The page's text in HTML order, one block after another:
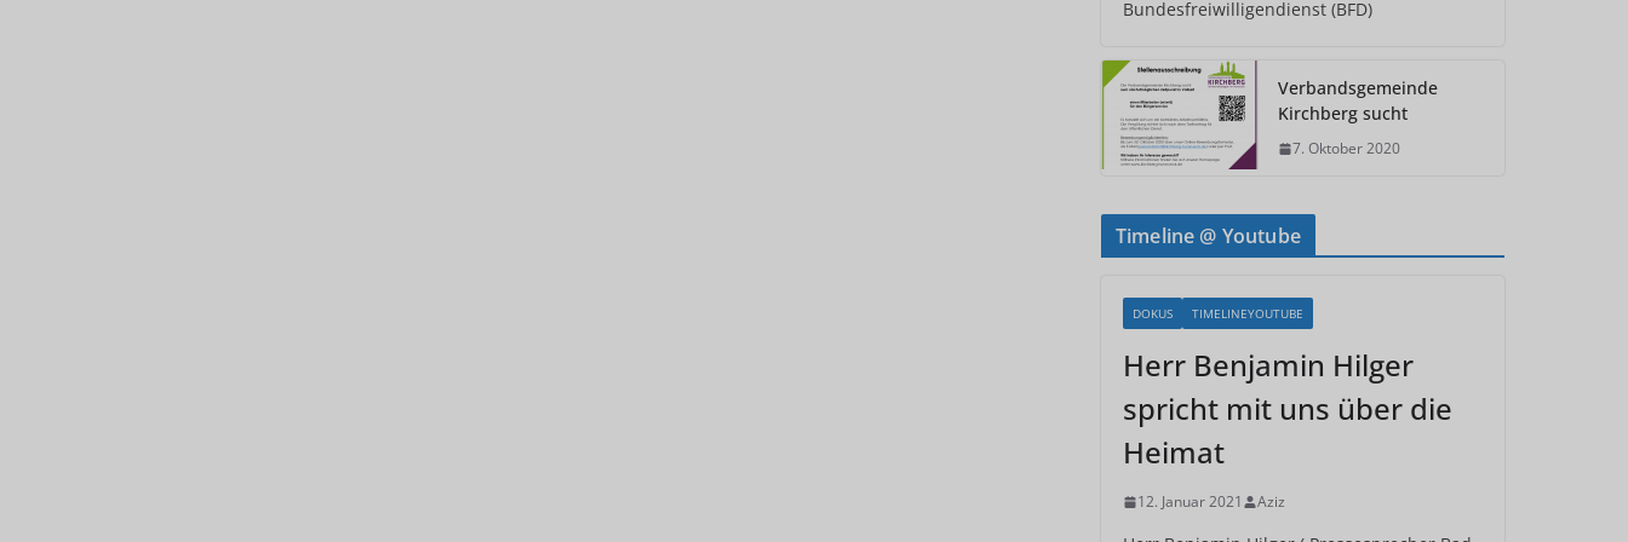
Bundesfreiwilligendienst (BFD)
Verbandsgemeinde
Kirchberg sucht
7. Oktober 2020
Timeline @ Youtube
DOKUS TIMELINEYOUTUBE
Herr Benjamin Hilger
spricht mit uns über die
Heimat
12. Januar 2021 Aziz